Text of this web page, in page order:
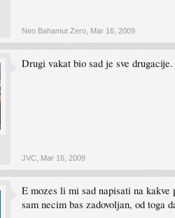
Neo Bahamut Zero Mar 16, 2009
Drugi vakat bio sad je sve drugacije.
JVC Mar 16, 2009
E mozes li mi sad napisati na
sam necim bas zadovoljan, od toga